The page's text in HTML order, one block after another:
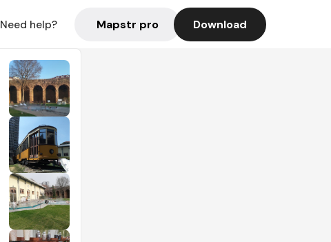
Need help? Mapstr pro Download